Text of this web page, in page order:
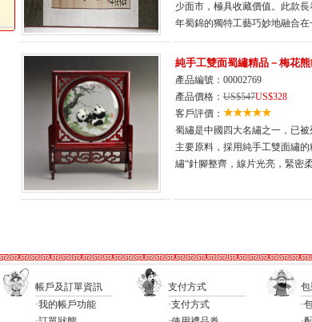
少面市，極具收藏價值。此款
年蜀錦的獨特工藝巧妙地融合在
純手工雙面蜀繡精品－梅花
產品編號：00002769
產品價格： US$547US$328
客戶評價：
蜀繡是中國四大名繡之一，已
主要原料，採用純手工雙面繡
繡“針腳整齊，線片光亮，緊密
帳戶及訂單資訊 支付方式 包
·我的帳戶功能
·支付方式
·